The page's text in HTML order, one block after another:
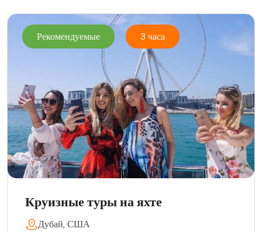
Рекомендуемые 3 часа
Круизные туры на яхте
Дубай, США